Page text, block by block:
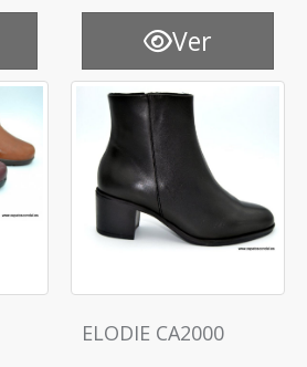
Ver
ELODIE CA2000